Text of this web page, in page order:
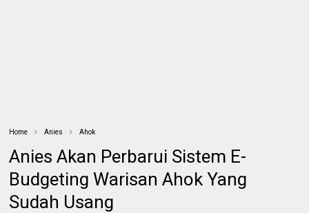
Home Anies Ahok
Anies Akan Perbarui Sistem E-
Budgeting Warisan Ahok Yang
Sudah Usang